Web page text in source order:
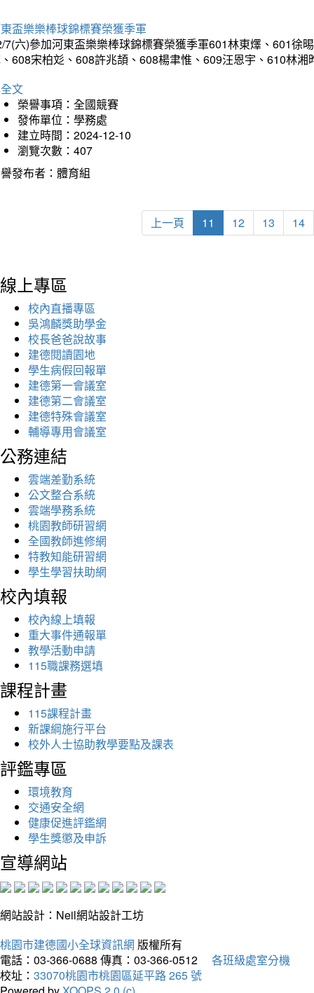
盃樂樂棒球錦標賽榮獲季軍
7(六)參加河東盃樂樂棒球錦標賽榮獲季軍601林東燡、601徐
608宋柏彣、608許兆頡、608楊聿惟、609汪恩宇、610林
文
榮譽事項：全國競賽
發佈單位：學務處
建立時間：2024-12-10
瀏覽次數：407
發布者：體育組
上一頁 11 12 13 14
線上專區
校內直播專區
吳鴻麟獎助學金
校長爸爸說故事
建德閱讀園地
學生病假回報單
建德第一會議室
建德第二會議室
建德特殊會議室
輔導專用會議室
公務連結
雲端差勤系統
公文整合系統
雲端學務系統
桃園教師研習網
全國教師進修網
特教知能研習網
學生學習扶助網
校內填報
校內線上填報
重大事件通報單
教學活動申請
115職課務選填
課程計畫
115課程計畫
新課綱施行平台
校外人士協助教學要點及課表
評鑑專區
環境教育
交通安全網
健康促進評鑑網
學生獎懲及申訴
宣導網站
網站設計：Neil網站設計工坊
桃園市建德國小全球資訊網 版權所有
電話：03-366-0688 傳真：03-366-0512
各班級處室分機
校址： 33070桃園市桃園區延平路 265 號